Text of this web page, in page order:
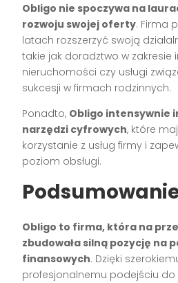
Obligo nie spoczywa na
rozwoju swojej oferty. Firma
latach rozszerzyć swoją
takie jak doradztwo w zakresie
nieruchomości czy usługi
sukcesji w firmach rodzinnych.
Ponadto, Obligo intensywnie
narzędzi cyfrowych, które
korzystanie z usług firmy i
poziom obsługi.
Obligo to firma, która na
zbudowała silną pozycję na
finansowych. Dzięki
profesjonalnemu podejściu do